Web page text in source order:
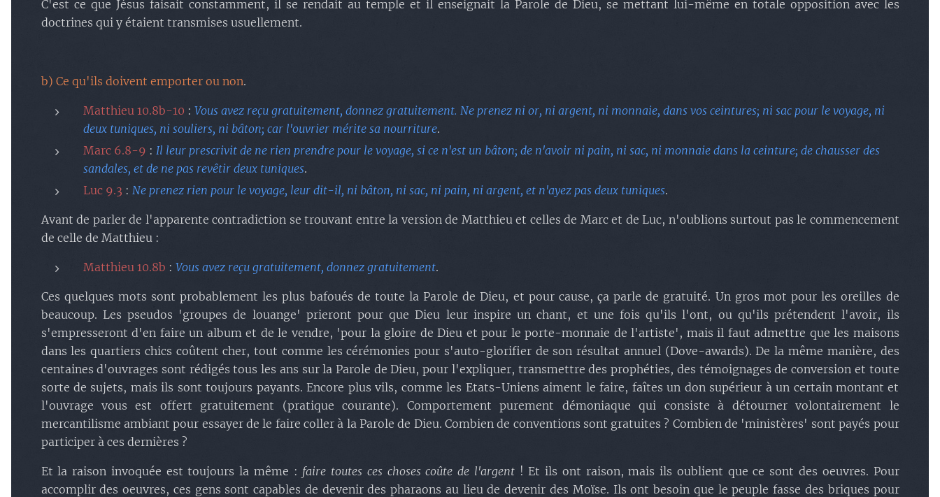
C'est ce que Jésus faisait constamment, il se rendait au temple et il enseignait la Parole de Dieu, se mettant lui-même en totale opposition avec les
doctrines qui y étaient transmises usuellement.
b) Ce qu'ils doivent emporter ou non.
Matthieu 10.8b-10 : Vous avez reçu gratuitement, donnez gratuitement. Ne prenez ni or, ni argent, ni monnaie, dans vos ceintures; ni sac pour le voyage, ni
deux tuniques, ni souliers, ni bâton; car l'ouvrier mérite sa nourriture.
Marc 6.8-9 : Il leur prescrivit de ne rien prendre pour le voyage, si ce n'est un bâton; de n'avoir ni pain, ni sac, ni monnaie dans la ceinture; de chausser des
sandales, et de ne pas revêtir deux tuniques.
Luc 9.3 : Ne prenez rien pour le voyage, leur dit-il, ni bâton, ni sac, ni pain, ni argent, et n'ayez pas deux tuniques.
Avant de parler de l'apparente contradiction se trouvant entre la version de Matthieu et celles de Marc et de Luc, n'oublions surtout pas le commencement
de celle de Matthieu :
Matthieu 10.8b : Vous avez reçu gratuitement, donnez gratuitement.
Ces quelques mots sont probablement les plus bafoués de toute la Parole de Dieu, et pour cause, ça parle de gratuité. Un gros mot pour les oreilles de
beaucoup. Les pseudos 'groupes de louange' prieront pour que Dieu leur inspire un chant, et une fois qu'ils l'ont, ou qu'ils prétendent l'avoir, ils
s'empresseront d'en faire un album et de le vendre, 'pour la gloire de Dieu et pour le porte-monnaie de l'artiste', mais il faut admettre que les maisons
dans les quartiers chics coûtent cher, tout comme les cérémonies pour s'auto-glorifier de son résultat annuel (Dove-awards). De la même manière, des
centaines d'ouvrages sont rédigés tous les ans sur la Parole de Dieu, pour l'expliquer, transmettre des prophéties, des témoignages de conversion et toute
sorte de sujets, mais ils sont toujours payants. Encore plus vils, comme les Etats-Uniens aiment le faire, faîtes un don supérieur à un certain montant et
l'ouvrage vous est offert gratuitement (pratique courante). Comportement purement démoniaque qui consiste à détourner volontairement le
mercantilisme ambiant pour essayer de le faire coller à la Parole de Dieu. Combien de conventions sont gratuites ? Combien de 'ministères' sont payés pour
participer à ces dernières ?
Et la raison invoquée est toujours la même : faire toutes ces choses coûte de l'argent! Et ils ont raison, mais ils oublient que ce sont des oeuvres. Pour
accomplir des oeuvres, ces gens sont capables de devenir des pharaons au lieu de devenir des Moïse. Ils ont besoin que le peuple fasse des briques pour